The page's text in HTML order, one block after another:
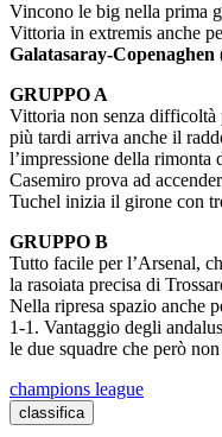
Vincono le big nella prima
Vittoria in extremis anche
Galatasaray-Copenaghen
GRUPPO A
Vittoria non senza difficoltà
più tardi arriva anche il
l’impressione della
Casemiro prova ad
Tuchel inizia il girone con
GRUPPO B
Tutto facile per l’Arsenal,
la rasoiata precisa di
Nella ripresa spazio anche
1-1. Vantaggio degli
le due squadre che però
champions league
classifica